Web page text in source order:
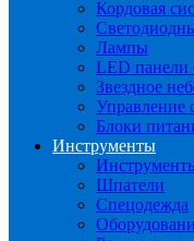
Кордовая
Лампы
LED панели
Звездное
Управление
Блоки
Инструменты
Шпатели
Спецодежда